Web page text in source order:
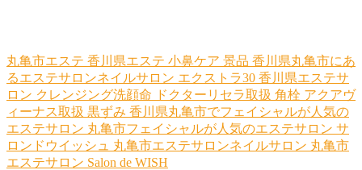
丸亀市エステ 香川県エステ 小鼻ケア 景品 香川県丸亀市にあ
るエステサロンネイルサロン エクストラ30 香川県エステサ
ロン クレンジング洗顔命 ドクターリセラ取扱 角栓 アクアヴ
ィーナス取扱 黒ずみ 香川県丸亀市でフェイシャルが人気の
エステサロン 丸亀市フェイシャルが人気のエステサロン サ
ロンドウイッシュ 丸亀市エステサロンネイルサロン 丸亀市
エステサロン Salon de WISH